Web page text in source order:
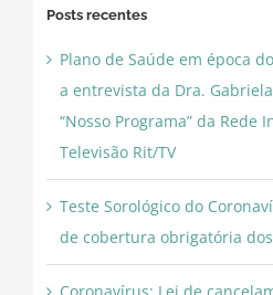
Posts recentes
Plano de Saúde em época
a entrevista da Dra.
“Nosso Programa” da Rede
Televisão Rit/TV
Teste Sorológico do
de cobertura obrigatória